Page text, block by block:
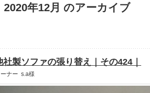
2020年12月 のアーカイブ
社製ソファの張り替え｜その424｜
ナー s.a様